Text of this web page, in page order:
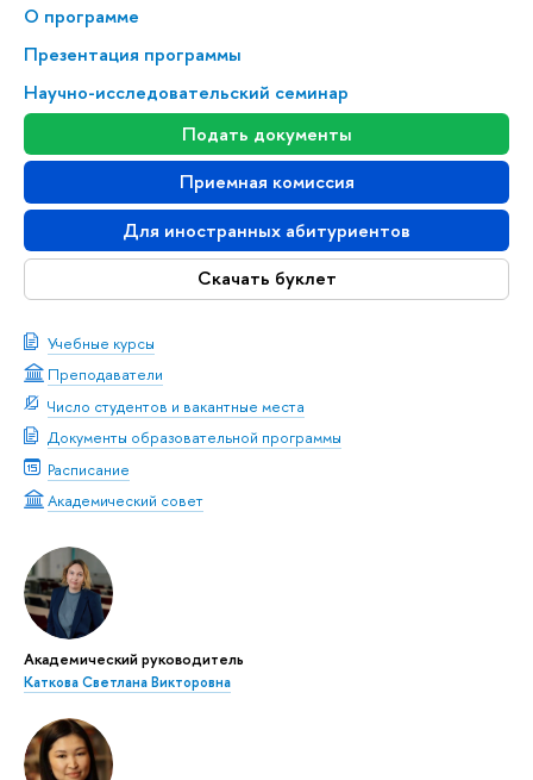
О программе
Презентация программы
Научно-исследовательский семинар
Подать документы
Приемная комиссия
Для иностранных абитуриентов
Скачать буклет
Учебные курсы
Преподаватели
Число студентов и вакантные места
Документы образовательной программы
Расписание
Академический совет
Академический руководитель
Каткова Светлана Викторовна